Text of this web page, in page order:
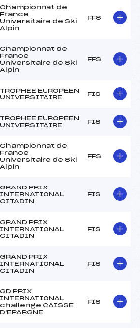
Championnat de
France
Universitaire de Ski
Alpin
FFS
Championnat de
France
Universitaire de Ski
Alpin
FFS
TROPHEE EUROPEEN
UNIVERSITAIRE
FIS
TROPHEE EUROPEEN
UNIVERSITAIRE
FIS
Championnat de
France
Universitaire de Ski
Alpin
FFS
GRAND PRIX
INTERNATIONAL
CITADIN
FIS
GRAND PRIX
INTERNATIONAL
CITADIN
FIS
GRAND PRIX
INTERNATIONAL
CITADIN
FIS
GD PRIX
INTERNATIONAL
challenge CAISSE
D'EPARGNE
FIS